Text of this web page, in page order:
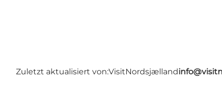
Zuletzt aktualisiert von:VisitNordsjælland